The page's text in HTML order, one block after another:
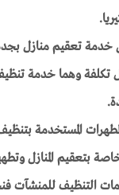
خدمة تعقيم منازل
تكلفة وهما خدمة
المستخدمة بتنظيف
بتعقيم المنازل
التنظيف للمنشآت